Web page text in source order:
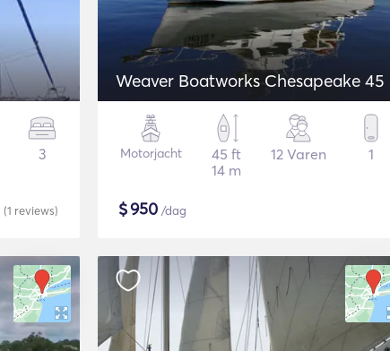
3
(1 reviews)
Weaver Boatworks Chesapeake 45
Motorjacht
45 ft
14 m
12 Varen 1
$950 /dag